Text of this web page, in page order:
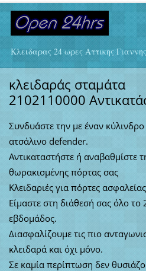
Κλειδαρας 24 ωρες Αττικης
κλειδαράς σταμάτα
2102110000
Συνδυάστε την με έναν
ατσάλινο defender.
Αντικαταστήστε ή αναβαθμίστε
θωρακισμένης πόρτας σας
Κλειδαριές για πόρτες ασφαλείας
Είμαστε στη διάθεσή σας όλο το
εβδομάδος.
Διασφαλίζουμε τις πιο
κλειδαρά και όχι μόνο.
Σε καμία περίπτωση δεν